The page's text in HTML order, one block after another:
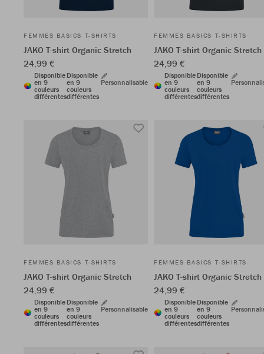
FEMMES BASICS T-SHIRTS
JAKO T-shirt Organic Stretch
24,99 €
Disponible
en 9
couleurs
différentes
Disponible
en 9
couleurs
différentes
Personnalisable
FEMMES BASICS T-SHIRTS
JAKO T-shirt Organic Stretch
24,99 €
Disponible
en 9
couleurs
différentes
Disponible
en 9
couleurs
différentes
FEMMES BASICS T-SHIRTS
JAKO T-shirt Organic Stretch
24,99 €
Disponible
en 9
couleurs
différentes
Disponible
en 9
couleurs
différentes
Personnalisable
FEMMES BASICS T-SHIRTS
JAKO T-shirt Organic Stretch
24,99 €
Disponible
en 9
couleurs
différentes
Disponible
en 9
couleurs
différentes